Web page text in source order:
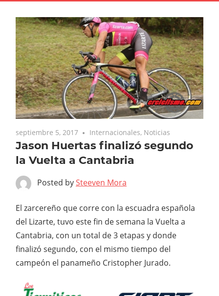
septiembre 5, 2017 Internacionales, Noticias
Jason Huertas finalizó segundo
la Vuelta a Cantabria
Posted bySteeven Mora
El zarcereño que corre con la escuadra española
del Lizarte, tuvo este fin de semana la Vuelta a
Cantabria, con un total de 3 etapas y donde
finalizó segundo, con el mismo tiempo del
campeón el panameño Cristopher Jurado.